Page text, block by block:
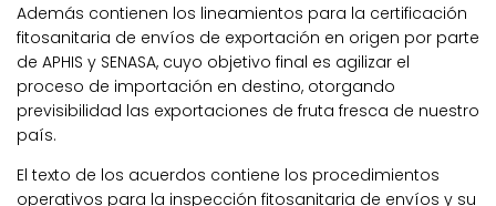
Además contienen los lineamientos para la certificación
fitosanitaria de envíos de exportación en origen por parte
de APHIS y SENASA, cuyo objetivo final es agilizar el
proceso de importación en destino, otorgando
previsibilidad las exportaciones de fruta fresca de nuestro
país.
El texto de los acuerdos contiene los procedimientos
operativos para la inspección fitosanitaria de envíos y su